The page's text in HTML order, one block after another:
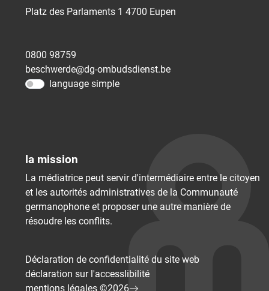
Platz des Parlaments 1 4700 Eupen
0800 98759
beschwerde@dg-ombudsdienst.be
language simple
la mission
La médiatrice peut servir d'intermédiaire entre le citoyen
et les autorités administratives de la Communauté
germanophone et proposer une autre manière de
résoudre les conflits.
Déclaration de confidentialité du site web
déclaration sur l'accessIibilité
mentions légales ©2026